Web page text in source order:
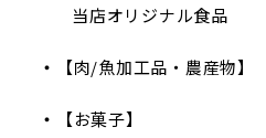
当店オリジナル食品
【肉/魚加工品・農産物】
【お菓子】